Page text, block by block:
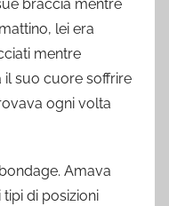
braccia mentre
lei era
mentre
il suo cuore soffrire
ogni volta
Amava
di posizioni